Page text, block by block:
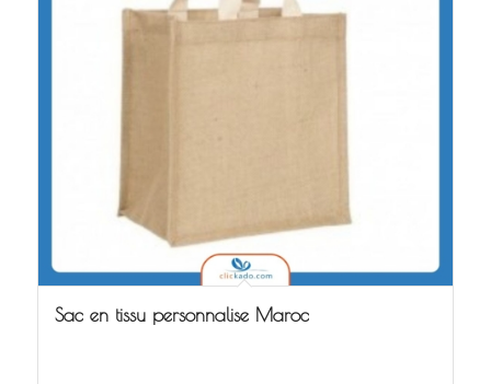
Sac en tissu personnalise Maroc